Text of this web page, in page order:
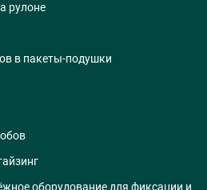
рулоне
в пакеты-подушки
оборудование для фиксации и